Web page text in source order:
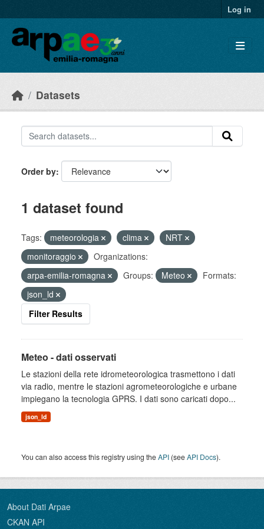
Log in
Datasets
Order by
1 dataset found
Tags: meteorologia clima
NRT
monitoraggio
Organizations:
arpa-emilia-romagna
Groups: Meteo
Formats:
json_ld
Filter Results
Meteo - dati osservati
Le stazioni della rete idrometeorologica trasmettono i dati
via radio, mentre le stazioni agrometeorologiche e urbane
impiegano la tecnologia GPRS. I dati sono caricati dopo...
json_ld
You can also access this registry using theAPI (seeAPI Docs).
About Dati Arpae
CKAN API